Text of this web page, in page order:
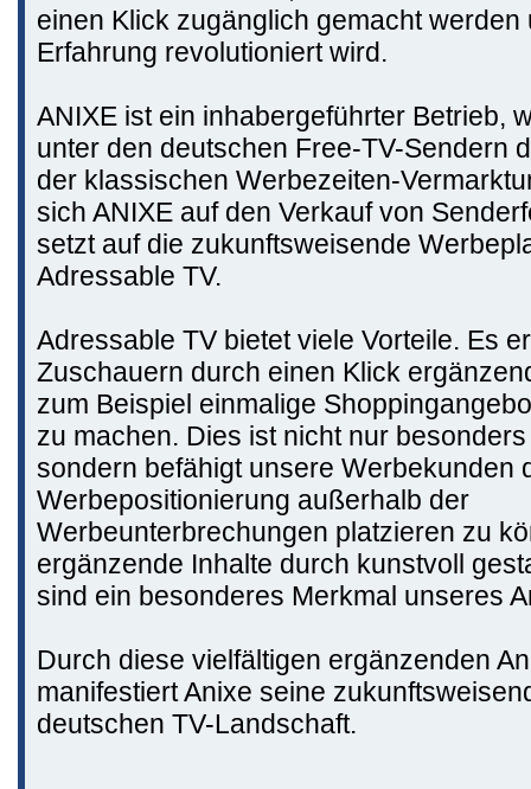
einen Klick zugänglich gemacht werden
Erfahrung revolutioniert wird.
ANIXE ist ein inhabergeführter Betrieb,
unter den deutschen Free-TV-Sendern
der klassischen Werbezeiten-
sich ANIXE auf den Verkauf von
setzt auf die zukunftsweisende
Adressable TV.
Adressable TV bietet viele Vorteile. Es
Zuschauern durch einen Klick
zum Beispiel einmalige
zu machen. Dies ist nicht nur
sondern befähigt unsere Werbekunden
Werbepositionierung außerhalb der
Werbeunterbrechungen platzieren zu
ergänzende Inhalte durch kunstvoll
sind ein besonderes Merkmal unseres
Durch diese vielfältigen ergänzenden
manifestiert Anixe seine
deutschen TV-Landschaft.